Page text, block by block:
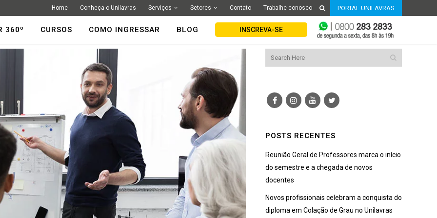
Home Conheça o Unilavras Serviços Setores Contato Trabalhe conosco PORTAL UNILAVRAS
INSCREVA-SE
360º CURSOS COMO INGRESSAR BLOG
POSTS RECENTES
Reunião Geral de Professores marca o início
do semestre e a chegada de novos
docentes
Novos profissionais celebram a conquista do
diploma em Colação de Grau no Unilavras